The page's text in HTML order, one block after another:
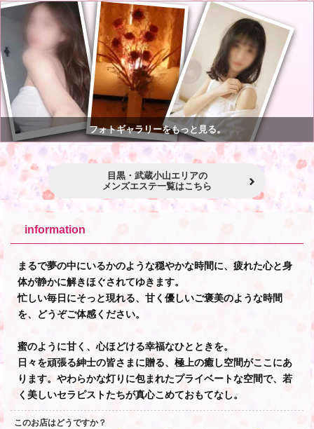
フォトギャラリーをもっと見る。
目黒・武蔵小山エリアの
メンズエステ一覧はこちら
information
まるで夢の中にいるかのような穏やかな時間に、疲れた心と身
体が静かに解きほぐされてゆきます。
忙しい毎日にそっと現れる、甘く優しいご褒美のような時間
を、どうぞご体感ください。
蜜のように甘く、心ほどける幸福なひとときを。
日々を頑張る紳士の皆さまに贈る、極上の癒し空間がここにあ
ります。やわらかな灯りに包まれたプライベートな空間で、若
く美しいセラピストたちが真心こめておもてなし。
このお店はどうですか？